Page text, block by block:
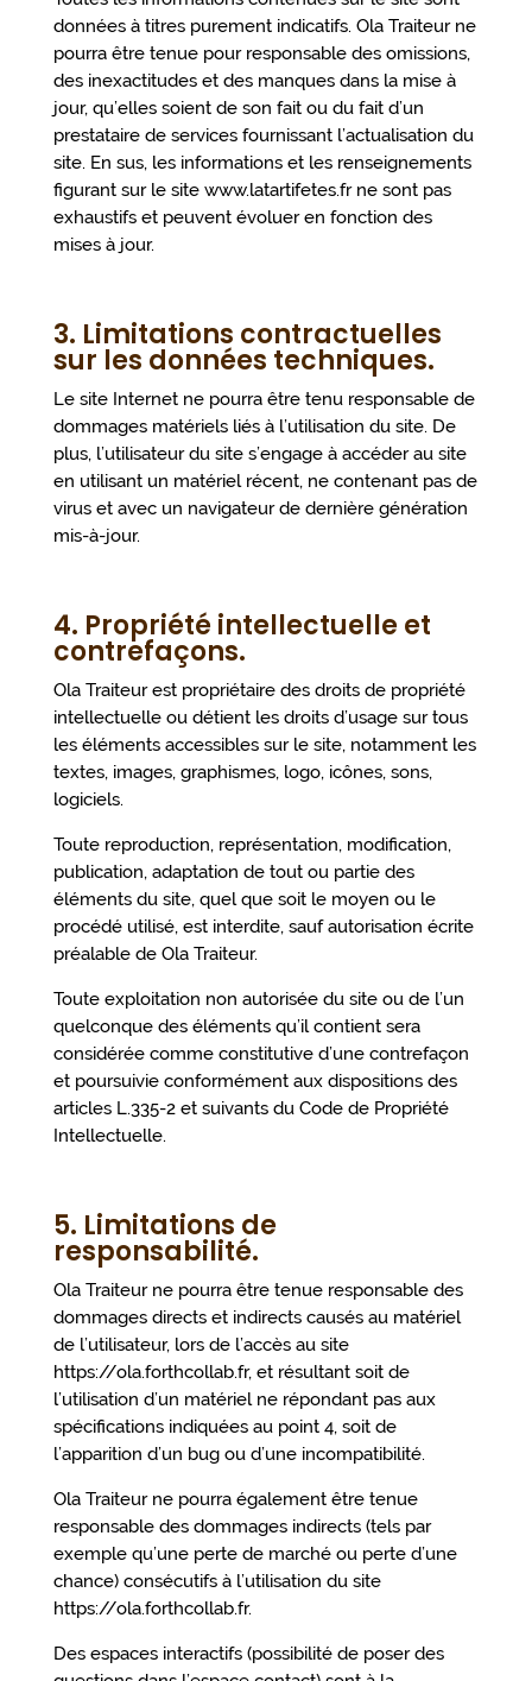
données à titres purement indicatifs. Ola Traiteur ne
pourra être tenue pour responsable des omissions,
des inexactitudes et des manques dans la mise à
jour, qu’elles soient de son fait ou du fait d’un
prestataire de services fournissant l’actualisation du
site. En sus, les informations et les renseignements
figurant sur le site www.latartifetes.fr ne sont pas
exhaustifs et peuvent évoluer en fonction des
mises à jour.
3. Limitations contractuelles
sur les données techniques.
Le site Internet ne pourra être tenu responsable de
dommages matériels liés à l’utilisation du site. De
plus, l’utilisateur du site s’engage à accéder au site
en utilisant un matériel récent, ne contenant pas de
virus et avec un navigateur de dernière génération
mis-à-jour.
4. Propriété intellectuelle et
contrefaçons.
Ola Traiteur est propriétaire des droits de propriété
intellectuelle ou détient les droits d’usage sur tous
les éléments accessibles sur le site, notamment les
textes, images, graphismes, logo, icônes, sons,
logiciels.
Toute reproduction, représentation, modification,
publication, adaptation de tout ou partie des
éléments du site, quel que soit le moyen ou le
procédé utilisé, est interdite, sauf autorisation écrite
préalable de Ola Traiteur.
Toute exploitation non autorisée du site ou de l’un
quelconque des éléments qu’il contient sera
considérée comme constitutive d’une contrefaçon
et poursuivie conformément aux dispositions des
articles L.335-2 et suivants du Code de Propriété
Intellectuelle.
5. Limitations de
responsabilité.
Ola Traiteur ne pourra être tenue responsable des
dommages directs et indirects causés au matériel
de l’utilisateur, lors de l’accès au site
https://ola.forthcollab.fr, et résultant soit de
l’utilisation d’un matériel ne répondant pas aux
spécifications indiquées au point 4, soit de
l’apparition d’un bug ou d’une incompatibilité.
Ola Traiteur ne pourra également être tenue
responsable des dommages indirects (tels par
exemple qu’une perte de marché ou perte d’une
chance) consécutifs à l’utilisation du site
https://ola.forthcollab.fr.
Des espaces interactifs (possibilité de poser des